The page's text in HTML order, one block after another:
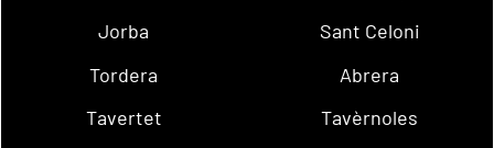
Jorba
Sant Celoni
Tordera
Abrera
Tavertet
Tavèrnoles